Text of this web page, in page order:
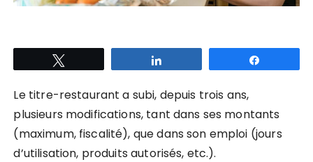
Le titre-restaurant a subi, depuis trois ans,
plusieurs modifications, tant dans ses montants
(maximum, fiscalité), que dans son emploi (jours
d’utilisation, produits autorisés, etc.).